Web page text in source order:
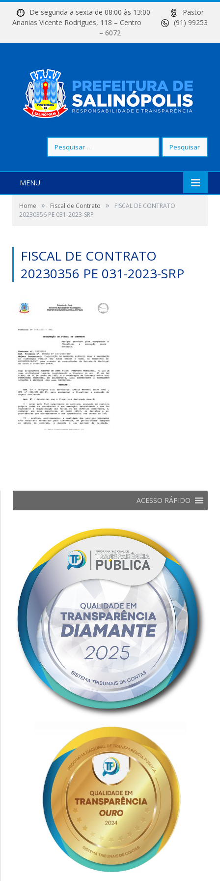
De segunda a sexta de 08:00 às 13:00
Pastor
Ananias Vicente Rodrigues, 118 – Centro
(91) 99253
– 6072
por:
MENU
Home » Fiscal de Contrato »
FISCAL DE CONTRATO
20230356 PE 031-2023-SRP
FISCAL DE CONTRATO
20230356 PE 031-2023-SRP
ACESSO RÁPIDO